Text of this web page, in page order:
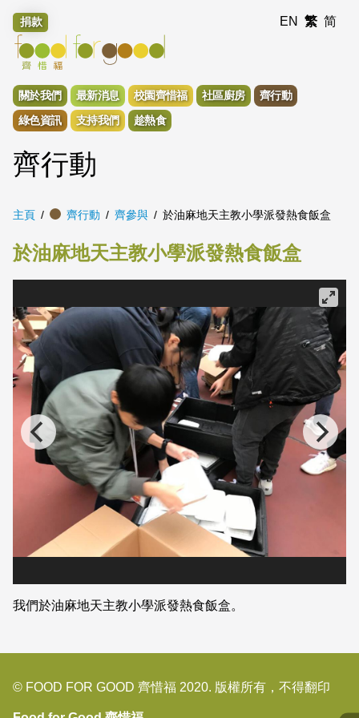
捐款 EN 繁 简
關於我們 最新消息 校園齊惜福 社區廚房
齊行動
綠色資訊
支持我們 趁熱食
齊行動
主頁 齊行動 齊參與 於油麻地天主教小學派發熱食飯盒
於油麻地天主教小學派發熱食飯盒
我們於油麻地天主教小學派發熱食飯盒。
© FOOD FOR GOOD 齊惜福 2020. 版權所有，不得翻印